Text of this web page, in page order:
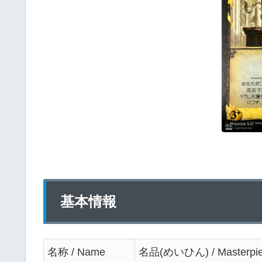
基本情報
名称 / Name 名品(めいひん) /